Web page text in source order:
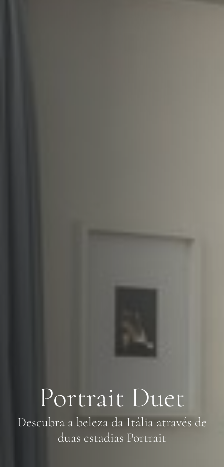
Portrait Duet
Descubra a beleza da Itália através de
duas estadias Portrait